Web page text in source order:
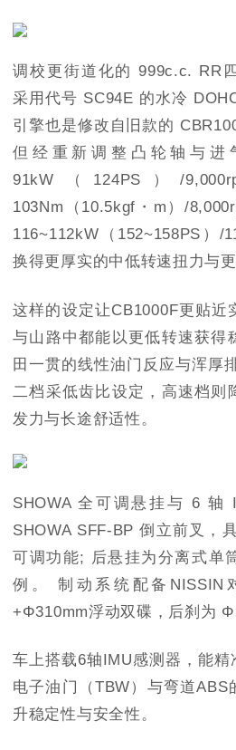
调校更街道化的 999c.c. RR
采用代号 SC94E 的水冷
引擎也是修改自旧款的
但经重新调整凸轮轴与进
91kW（124PS）/
103Nm（10.5kgf・m）/
116~112kW（152~158PS）/
换得更厚实的中低转速扭力与
这样的设定让CB1000F更贴近
与山路中都能以更低转速获得
田一贯的线性油门反应与浑厚
二档采低齿比设定，高速档则
发力与长途舒适性。
SHOWA 全可调悬挂与 6 轴
SHOWA SFF-BP 倒立前叉，
可调功能; 后悬挂为分离式单
例。 制动系统配备NISSIN
+Φ310mm浮动双碟，后刹为
车上搭载6轴IMU感测器，能精
电子油门（TBW）与弯道ABS
升稳定性与安全性。